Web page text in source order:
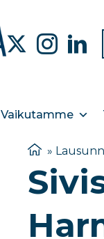
Vaikutamme
»